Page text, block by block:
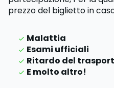
prezzo del bigliettoin
Malattia
Esami ufficiali
Ritardo del
E molto altro!